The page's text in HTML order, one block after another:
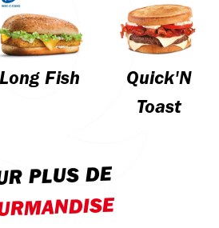
Long Fish
Quick'N
Toast
PLUS DE